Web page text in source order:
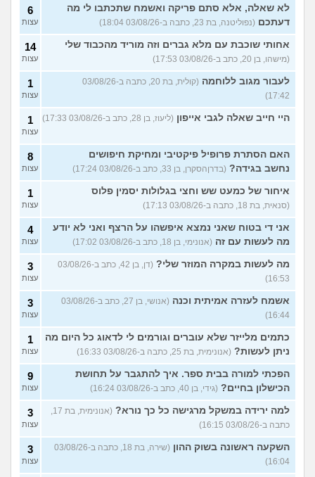
לא שאלה, אלא סתם פריקה ואשמח שתכתבו לי מה
דעתכם (נפוליטנה, בת 23, כתבה ב-03/08/26 18:04)
6
עצות
אחותי שוכבת עם מלא גברים וזה מוריד מהכבוד שלי
(מישהו, בן 20, כתב ב-03/08/26 17:53)
14
עצות
לעבור מגוב ללוחמה
(קולית, בת 20, כתבה ב-03/08/26
17:42)
1
עצות
היי חייב שאלה לגבי אייפון (ליעוז, בן 28, כתב ב-03/08/26 17:33) 1
עצות
האם הסתרת פרופיל פיקטיבי ומחיקת חיפושים
נחשב בגידה? (בדרןהסקרן, בן 33, כתב ב-03/08/26 17:24)
8
עצות
איחור של כמעט שש וחצי בגלולות יסמין פלוס
(סנאית, בת 18, כתבה ב-03/08/26 17:13)
1
עצות
אני די בטוח שאני נמצא איפשהו על הרצף ואני לא יודע
מה לעשות עם זה (אנונימי, בן 18, כתב ב-03/08/26 17:02)
4
עצות
מה לעשות במקרה המוזר שלי?
(דן, בן 42, כתב ב-03/08/26
16:53)
3
עצות
אשמח לעזרה אמיתית וכנה
(אנושי, בן 27, כתב ב-03/08/26
16:44)
3
עצות
כתמים מלייזר שלא עוברים וגורמים לי לדאוג כל היום מה
ניתן לעשות? (אנונימית, בת 25, כתבה ב-03/08/26 16:33)
1
עצות
הפכתי למורה בבית ספר. איך להתגבר על תחושת
הכישלון בחיים? (גידי, בן 40, כתב ב-03/08/26 16:24)
9
עצות
למה ירידה במשקל מרגישה כל כך נורא?
(אנונימית, בת 17,
כתבה ב-03/08/26 16:15)
3
עצות
השקעה ראשונה בשוק ההון
(שירה, בת 18, כתבה ב-03/08/26
16:04)
3
עצות